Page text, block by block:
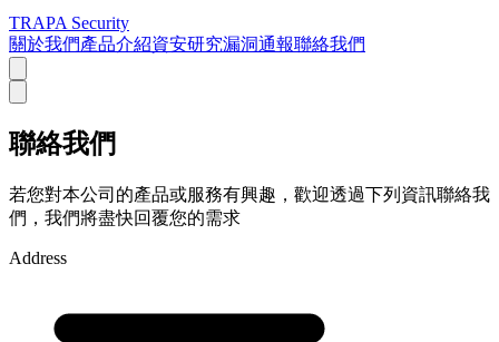
TRAPA Security
關於我們產品介紹資安研究漏洞通報聯絡我們
聯絡我們
若您對本公司的產品或服務有興趣，歡迎透過下列資訊聯絡我
們，我們將盡快回覆您的需求
Address